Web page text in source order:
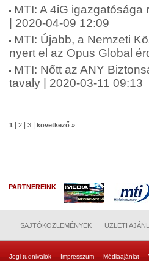
MTI: A 4iG
| 2020-04-09 12:09
MTI: Újabb, a Nemzeti
nyert el az Opus Global
MTI: Nőtt az ANY
tavaly | 2020-03-11 09:13
1 2 3 következő »
PARTNEREINK
SAJTÓKÖZLEMÉNYEK ÜZLETI
Jogi tudnivalók Impresszum Médiaajánlat